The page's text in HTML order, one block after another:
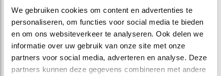
We gebruiken cookies om content en advertenties te
personaliseren, om functies voor social media te bieden
en om ons websiteverkeer te analyseren. Ook delen we
informatie over uw gebruik van onze site met onze
partners voor social media, adverteren en analyse. Deze
partners kunnen deze gegevens combineren met andere
DEEL DIT FILMPJE